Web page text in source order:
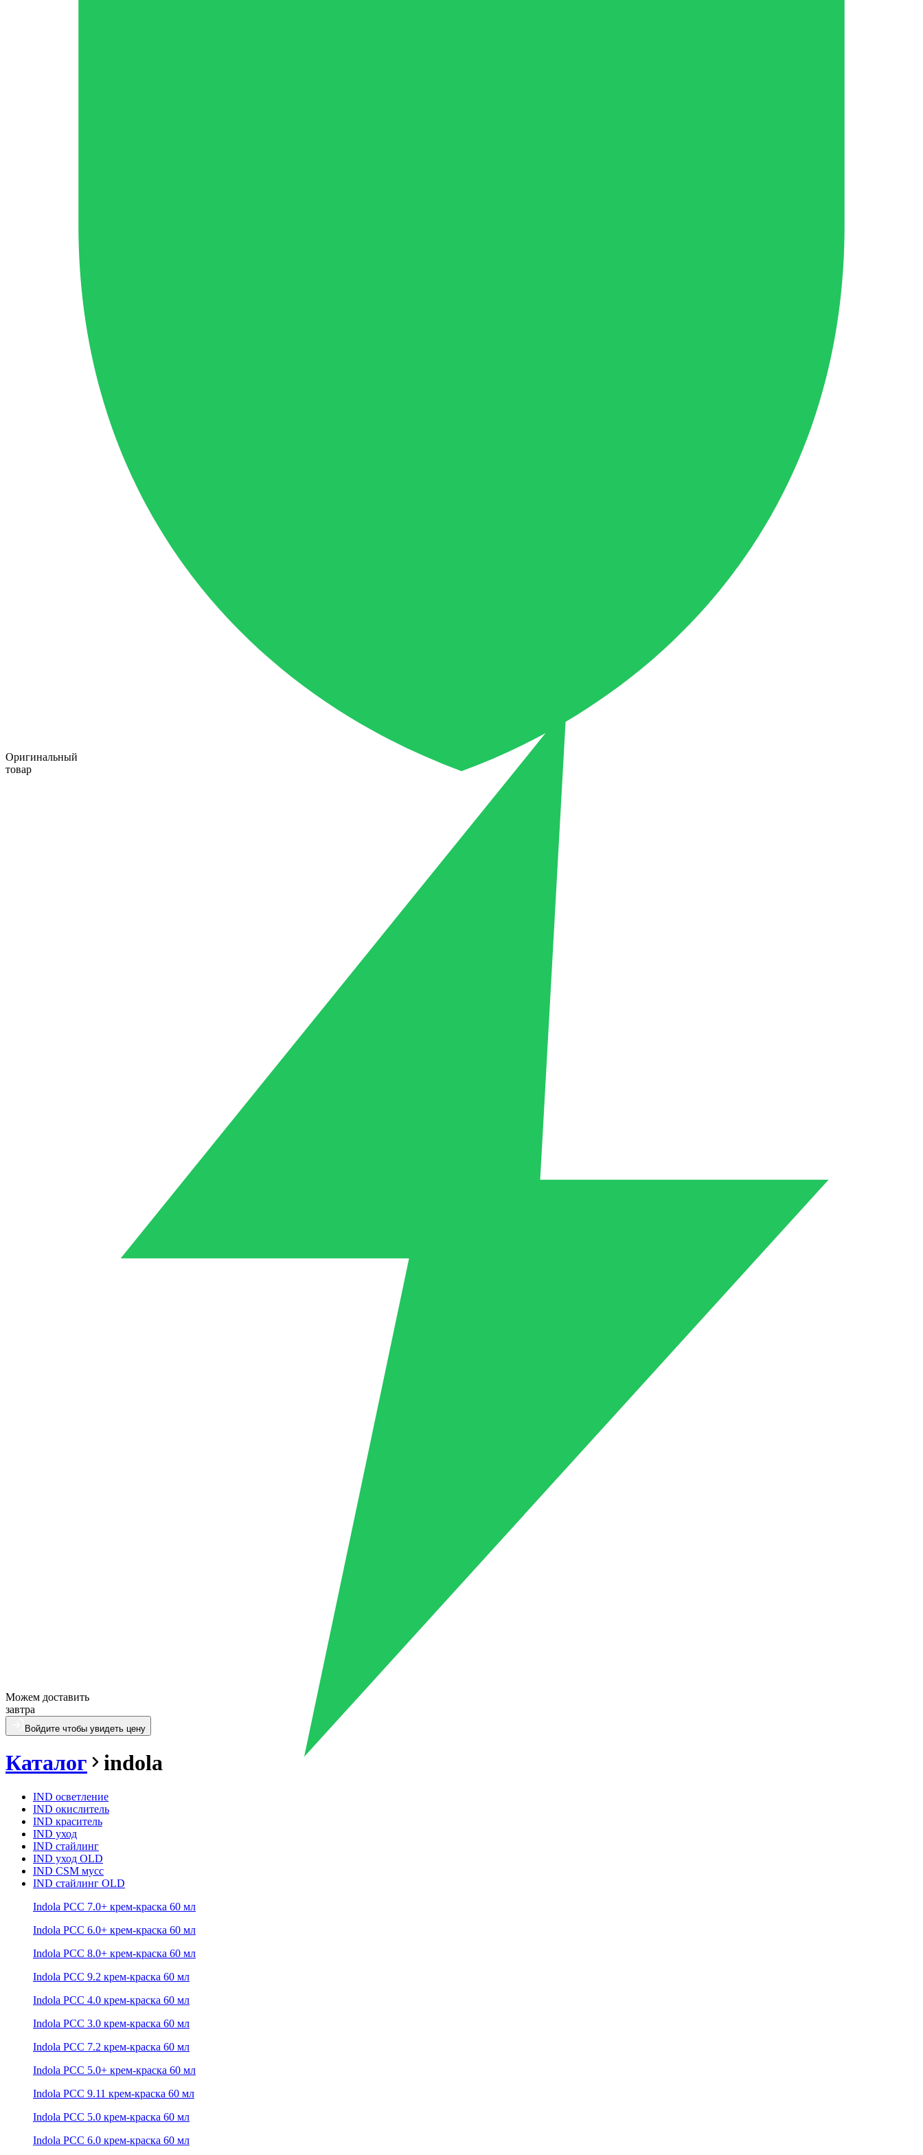
Оригинальный
товар
Можем доставить
завтра
Войдите чтобы увидеть цену
Каталог indola
IND осветление
IND окислитель
IND краситель
IND уход
IND стайлинг
IND уход OLD
IND CSM мусс
IND стайлинг OLD
Indola PCC 7.0+ крем-краска 60 мл
Indola PCC 6.0+ крем-краска 60 мл
Indola PCC 8.0+ крем-краска 60 мл
Indola PCC 9.2 крем-краска 60 мл
Indola PCC 4.0 крем-краска 60 мл
Indola PCC 3.0 крем-краска 60 мл
Indola PCC 7.2 крем-краска 60 мл
Indola PCC 5.0+ крем-краска 60 мл
Indola PCC 9.11 крем-краска 60 мл
Indola PCC 5.0 крем-краска 60 мл
Indola PCC 6.0 крем-краска 60 мл